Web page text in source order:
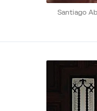
Santiago